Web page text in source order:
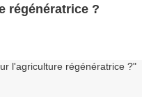
régénératrice ?